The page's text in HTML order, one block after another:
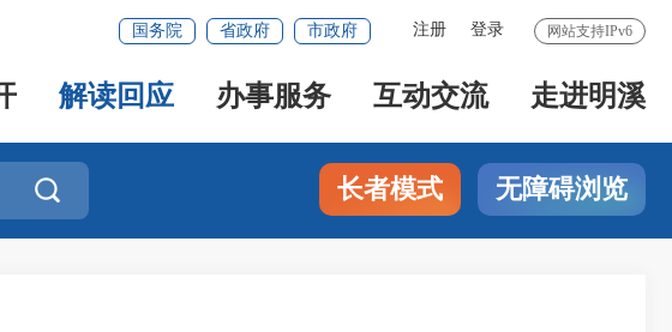
网站支持IPv6
注册 登录
国务院 省政府 市政府
解读回应 办事服务 互动交流 走进明溪
 长者模式 无障碍浏览